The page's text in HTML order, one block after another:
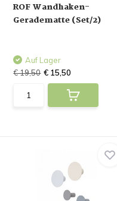
ROF Wandhaken-
Geradematte (Set/2)
Auf Lager
€ 19,50 € 15,50